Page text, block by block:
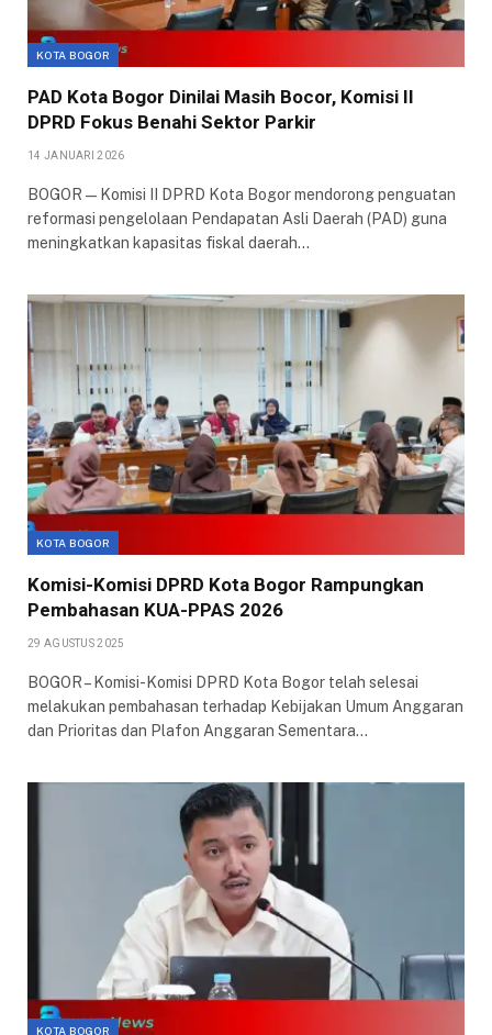
KOTA BOGOR
PAD Kota Bogor Dinilai Masih Bocor, Komisi II
DPRD Fokus Benahi Sektor Parkir
14 JANUARI 2026
BOGOR — Komisi II DPRD Kota Bogor mendorong penguatan
reformasi pengelolaan Pendapatan Asli Daerah (PAD) guna
meningkatkan kapasitas fiskal daerah…
KOTA BOGOR
Komisi-Komisi DPRD Kota Bogor Rampungkan
Pembahasan KUA-PPAS 2026
29 AGUSTUS 2025
BOGOR – Komisi-Komisi DPRD Kota Bogor telah selesai
melakukan pembahasan terhadap Kebijakan Umum Anggaran
dan Prioritas dan Plafon Anggaran Sementara…
KOTA BOGOR